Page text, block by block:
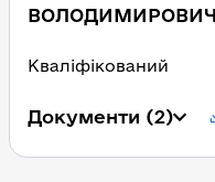
ВОЛОДИМИРОВИЧ
Кваліфікований
Документи (2)